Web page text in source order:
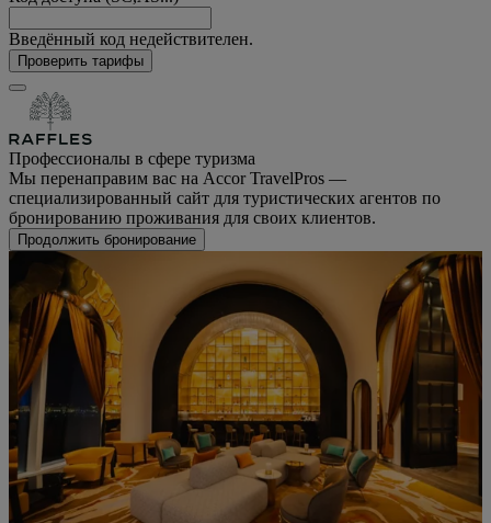
Введённый код недействителен.
Проверить тарифы
Профессионалы в сфере туризма
Мы перенаправим вас на Accor TravelPros —
специализированный сайт для туристических агентов по
бронированию проживания для своих клиентов.
Продолжить бронирование